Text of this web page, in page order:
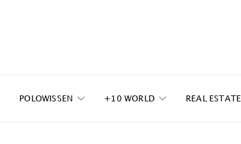
POLOWISSEN +10 WORLD REAL ESTATE